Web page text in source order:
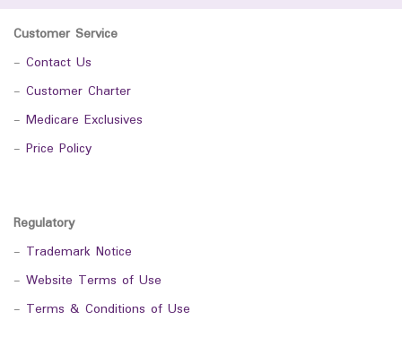
Customer Service
- Contact Us
- Customer Charter
- Medicare Exclusives
- Price Policy
Regulatory
- Trademark Notice
- Website Terms of Use
- Terms & Conditions of Use